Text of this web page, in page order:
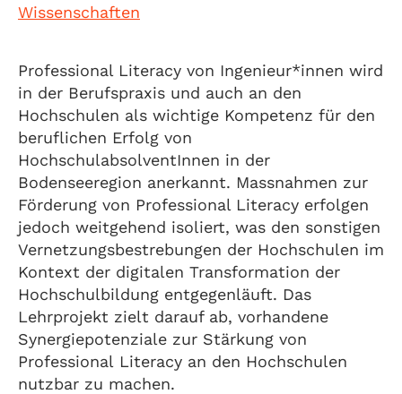
Wissenschaften
Professional Literacy von Ingenieur*innen wird
in der Berufspraxis und auch an den
Hochschulen als wichtige Kompetenz für den
beruflichen Erfolg von
HochschulabsolventInnen in der
Bodenseeregion anerkannt. Massnahmen zur
Förderung von Professional Literacy erfolgen
jedoch weitgehend isoliert, was den sonstigen
Vernetzungsbestrebungen der Hochschulen im
Kontext der digitalen Transformation der
Hochschulbildung entgegenläuft. Das
Lehrprojekt zielt darauf ab, vorhandene
Synergiepotenziale zur Stärkung von
Professional Literacy an den Hochschulen
nutzbar zu machen.